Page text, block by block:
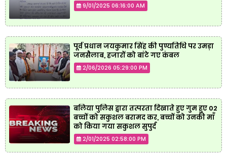
9/01/2025 06:16:00 AM
पूर्व प्रधान जयकुमार सिंह की पुण्यतिथि पर उमड़ा
जनसैलाब, हजारों को बांटे गए कंबल
2/06/2026 05:29:00 PM
बलिया पुलिस द्वारा तत्परता दिखाते हुए गुम हुए 02
बच्चों को सकुशल बरामद कर, बच्चों को उनकी माँ
को किया गया सकुशल सुपुर्द
2/01/2025 02:58:00 PM